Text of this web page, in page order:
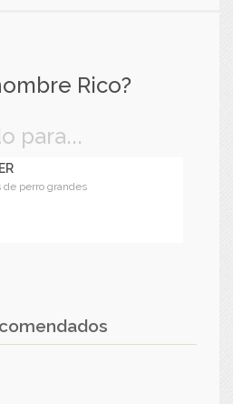
Rico?
para...
de perro grandes